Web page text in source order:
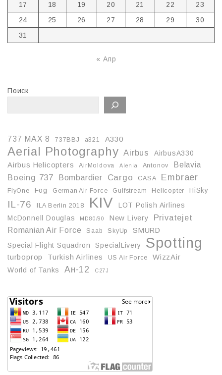
17
18 19 20 21 22
23
24
25 26 27 28 29
30
31
« Апр
Поиск
737 MAX 8 737BBJ a321 A330
Aerial Photography Airbus
AirbusA330
Airbus Helicopters
AirMoldova Alenia Antonov Belavia
Boeing 737 Bombardier Cargo CASA Embraer
FlyOne Fog German Air Force Gulfstream Helicopter HiSky
IL-76 ILA Berlin 2018 KIV
LOT Polish Airlines
McDonnell Douglas
MD80/90 New Livery Privatejet
Romanian Air Force Saab SkyUp
SMURD
Special Flight Squadron
SpecialLivery Spotting
turboprop Turkish Airlines US Air Force
WizzAir
World of Tanks
Ан-12 С27J